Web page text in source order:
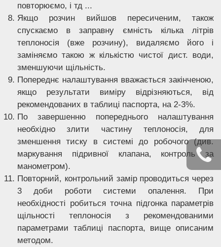
повторюємо, і тд ...
Якщо розчин вийшов пересиченим, також
спускаємо в заправну ємність кілька літрів
теплоносія (вже розчину), видаляємо його і
заміняємо такою ж кількістю чистої дист. води,
зменшуючи щільність.
Попереднє налаштування вважається закінченою,
якщо результати виміру відрізняються, від
рекомендованих в таблиці паспорта, на 2-3%.
По завершенню попереднього налаштування
необхідно злити частину теплоносія, для
зменшення тиску в системі до робочого (див.
маркування підривної клапана, контроль за
манометром).
Повторний, контрольний замір проводиться через
3 доби роботи системи опалення. При
необхідності робиться точна підгонка параметрів
щільності теплоносія з рекомендованими
параметрами таблиці паспорта, вище описаним
методом.